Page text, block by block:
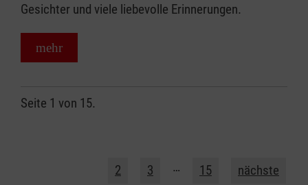
Gesichter und viele liebevolle Erinnerungen.
mehr
Seite 1 von 15.
2 3 … 15 nächste